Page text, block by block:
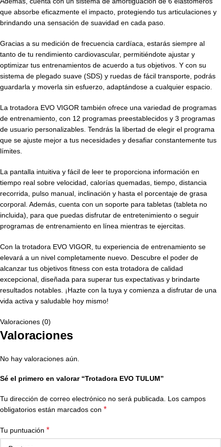
que absorbe eficazmente el impacto, protegiendo tus articulaciones y
brindando una sensación de suavidad en cada paso.
Gracias a su medición de frecuencia cardíaca, estarás siempre al
tanto de tu rendimiento cardiovascular, permitiéndote ajustar y
optimizar tus entrenamientos de acuerdo a tus objetivos. Y con su
sistema de plegado suave (SDS) y ruedas de fácil transporte, podrás
guardarla y moverla sin esfuerzo, adaptándose a cualquier espacio.
La trotadora EVO VIGOR también ofrece una variedad de programas
de entrenamiento, con 12 programas preestablecidos y 3 programas
de usuario personalizables. Tendrás la libertad de elegir el programa
que se ajuste mejor a tus necesidades y desafiar constantemente tus
límites.
La pantalla intuitiva y fácil de leer te proporciona información en
tiempo real sobre velocidad, calorías quemadas, tiempo, distancia
recorrida, pulso manual, inclinación y hasta el porcentaje de grasa
corporal. Además, cuenta con un soporte para tabletas (tableta no
incluida), para que puedas disfrutar de entretenimiento o seguir
programas de entrenamiento en línea mientras te ejercitas.
Con la trotadora EVO VIGOR, tu experiencia de entrenamiento se
elevará a un nivel completamente nuevo. Descubre el poder de
alcanzar tus objetivos fitness con esta trotadora de calidad
excepcional, diseñada para superar tus expectativas y brindarte
resultados notables. ¡Hazte con la tuya y comienza a disfrutar de una
vida activa y saludable hoy mismo!
Valoraciones (0)
Valoraciones
No hay valoraciones aún.
Sé el primero en valorar “Trotadora EVO TULUM”
Tu dirección de correo electrónico no será publicada.
Los campos
obligatorios están marcados con *
Tu puntuación *